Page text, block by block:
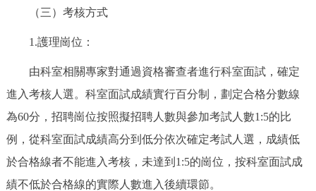
（三）考核方式
1.護理崗位：
由科室相關專家對通過資格審查者進行科室面試，確定
進入考核人選。科室面試成績實行百分制，劃定合格分數線
為60分，招聘崗位按照擬招聘人數與參加考試人數1:5的比
例，從科室面試成績高分到低分依次確定考試人選，成績低
於合格線者不能進入考核，未達到1:5的崗位，按科室面試成
績不低於合格線的實際人數進入後續環節。